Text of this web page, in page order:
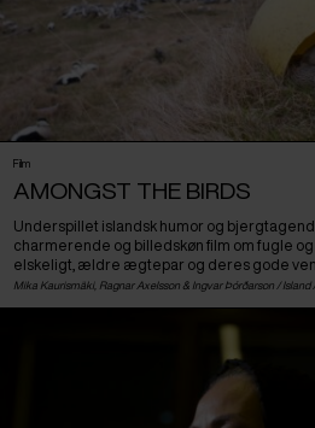
Film
AMONGST THE BIRDS
Underspillet islandsk humor og
charmerende og billedskøn film om fugle
elskeligt, ældre ægtepar og deres gode
Mika Kaurismäki, Ragnar Axelsson & Ingvar Þórðarson / Island/